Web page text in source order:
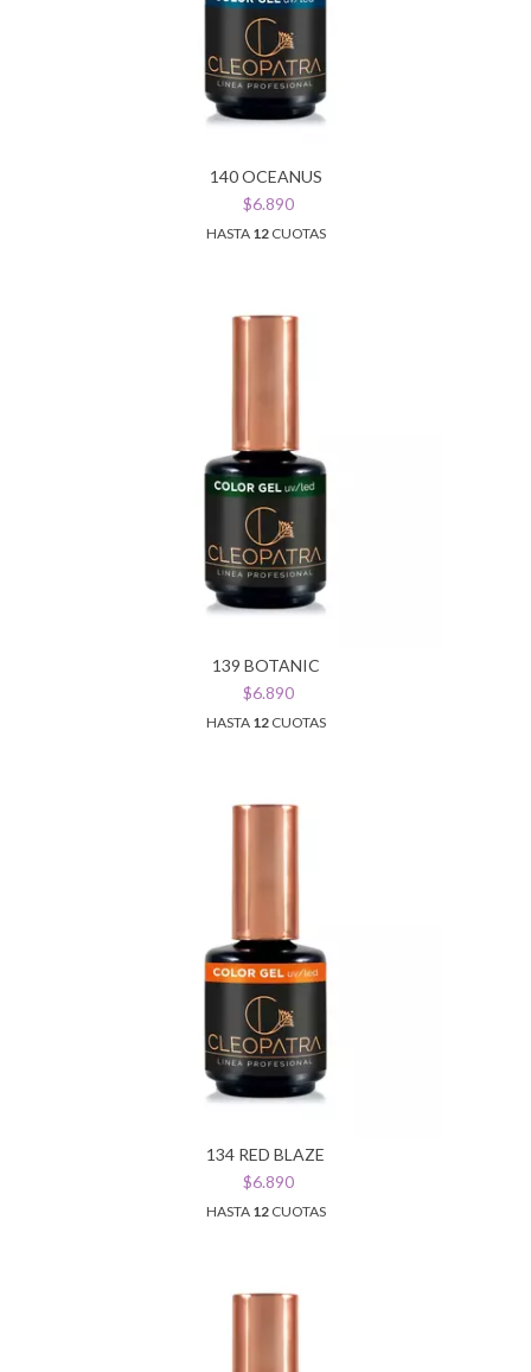
140 OCEANUS
$6.890
HASTA 12CUOTAS
139 BOTANIC
$6.890
HASTA 12CUOTAS
134 RED BLAZE
$6.890
HASTA 12CUOTAS